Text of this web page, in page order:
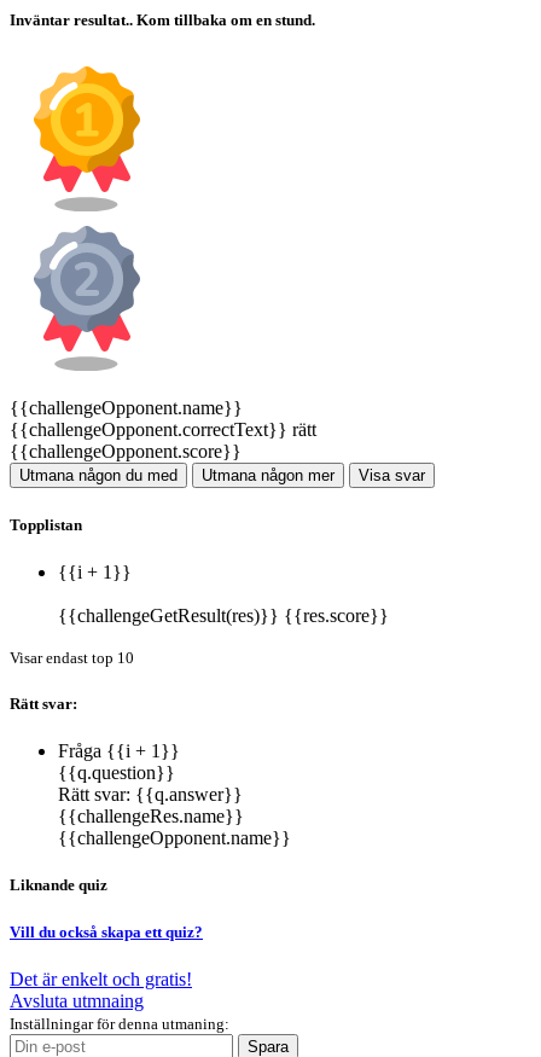
Inväntar resultat.. Kom tillbaka om en stund.
{{challengeOpponent.name}}
{{challengeOpponent.correctText}} rätt
{{challengeOpponent.score}}
Utmana någon du med Utmana någon mer Visa svar
Topplistan
{{i + 1}}
{{challengeGetResult(res)}} {{res.score}}
Visar endast top 10
Rätt svar:
Fråga {{i + 1}}
{{q.question}}
Rätt svar: {{q.answer}}
{{challengeRes.name}}
{{challengeOpponent.name}}
Liknande quiz
Vill du också skapa ett quiz?
Det är enkelt och gratis!
Avsluta utmnaing
Inställningar för denna utmaning:
Spara